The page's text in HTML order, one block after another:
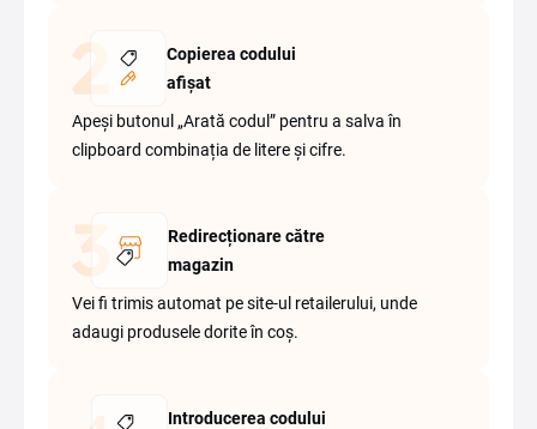
Copierea codului
afișat
Apeși butonul „Arată codul” pentru a salva în
clipboard combinația de litere și cifre.
Redirecționare către
magazin
Vei fi trimis automat pe site-ul retailerului, unde
adaugi produsele dorite în coș.
Introducerea codului